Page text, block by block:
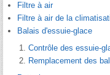
Filtre à air
Filtre à air de la
Balais d'essuie-glace
Contrôle des essuie-
Remplacement des